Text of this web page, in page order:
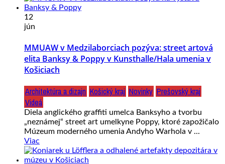
12
jún
MMUAW v Medzilaborciach pozýva: street artová
elita Banksy & Poppy v Kunsthalle/Hala umenia v
Košiciach
Architektúra a dizajn Košický kraj Novinky Prešovský kraj
Videá
Diela anglického graffiti umelca Banksyho a tvorbu
„neznámej“ street art umelkyne Poppy, ktoré zapožičalo
Múzeum moderného umenia Andyho Warhola v ...
Viac